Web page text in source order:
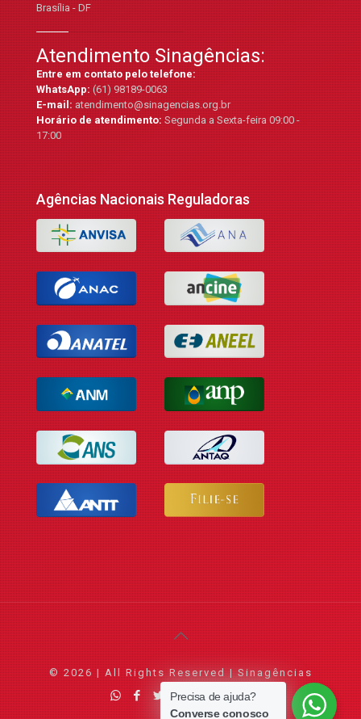
Brasília - DF
Atendimento Sinagências:
Entre em contato pelo telefone:
WhatsApp:(61) 98189-0063
E-mail:atendimento@sinagencias.org.br
Horário de atendimento:Segunda a Sexta-feira 09:00 -
17:00
Agências Nacionais Reguladoras
© 2026 | All Rights Reserved | Sinagências
Precisa de ajuda?
Converse conosco